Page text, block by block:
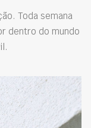
Toda semana
dentro do mundo